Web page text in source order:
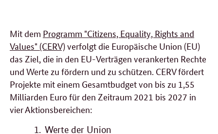
Mit dem Programm "Citizens, Equality, Rights and
Values" (CERV)verfolgt die Europäische Union (EU)
das Ziel, die in den EU-Verträgen verankerten Rechte
und Werte zu fördern und zu schützen. CERV fördert
Projekte mit einem Gesamtbudget von bis zu 1,55
Milliarden Euro für den Zeitraum 2021 bis 2027 in
vier Aktionsbereichen:
Werte der Union